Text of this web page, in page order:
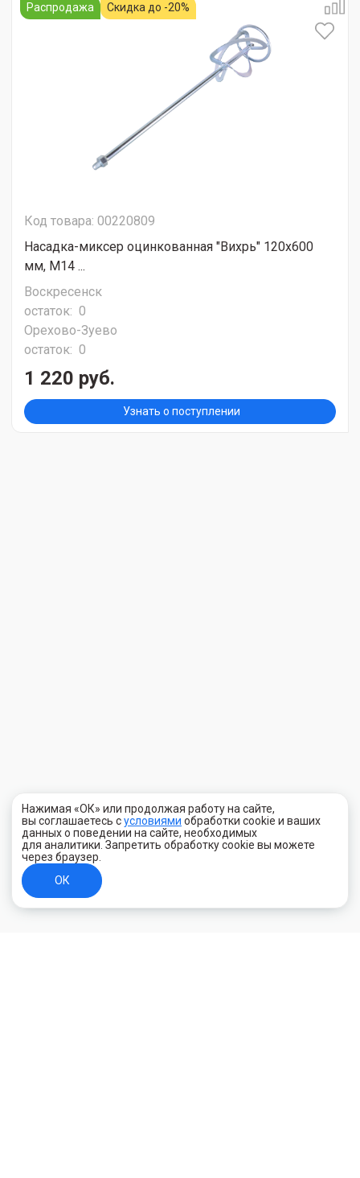
Распродажа Скидка до -20%
Код товара: 00220809
Насадка-миксер оцинкованная "Вихрь" 120х600
мм, М14 ...
Воскресенск
остаток: 0
Орехово-Зуево
остаток: 0
1 220 руб.
Узнать о поступлении
Нажимая «ОК» или продолжая работу на сайте,
вы соглашаетесь сусловиями обработки cookie и ваших
данных о поведении на сайте, необходимых
для аналитики. Запретить обработку cookie вы можете
через браузер.
ОК